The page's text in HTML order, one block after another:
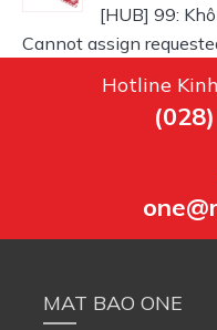
[HUB] 99:
Cannot assign
Hotline
MAT BAO ONE